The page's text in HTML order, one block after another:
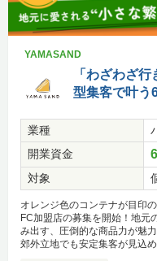
YAMASAND
「わざわざ
型集客で叶う
業種
開業資金
対象
オレンジ色のコンテナが目印
FC加盟店の募集を開始！地元
み出す、圧倒的な商品力が魅
郊外立地でも安定集客が見込め